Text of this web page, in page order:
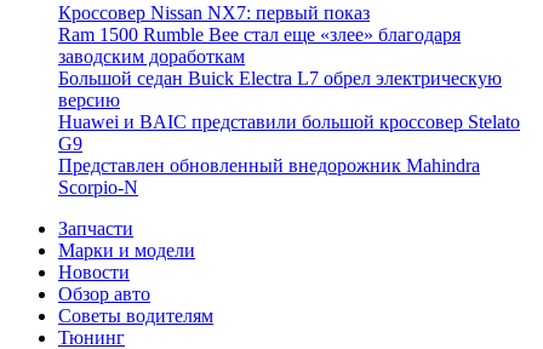
Кроссовер Nissan NX7: первый показ
Ram 1500 Rumble Bee стал еще «злее» благодаря
заводским доработкам
Большой седан Buick Electra L7 обрел электрическую
версию
Huawei и BAIC представили большой кроссовер Stelato
G9
Представлен обновленный внедорожник Mahindra
Scorpio-N
Запчасти
Марки и модели
Новости
Обзор авто
Советы водителям
Тюнинг